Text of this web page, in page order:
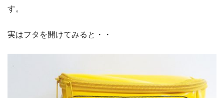
す。
実はフタを開けてみると・・